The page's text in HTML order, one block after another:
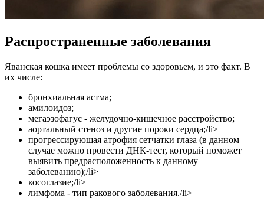
Распространенные заболевания
Яванская кошка имеет проблемы со здоровьем, и это факт. В
их числе:
бронхиальная астма;
амилоидоз;
мегаэзофагус - желудочно-кишечное расстройство;
аортальный стеноз и другие пороки сердца;/li>
прогрессирующая атрофия сетчатки глаза (в данном
случае можно провести ДНК-тест, который поможет
выявить предрасположенность к данному
заболеванию);/li>
косоглазие;/li>
лимфома - тип ракового заболевания./li>